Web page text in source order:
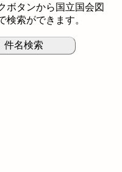
ボタンから国立国会図
検索ができます。
件名検索